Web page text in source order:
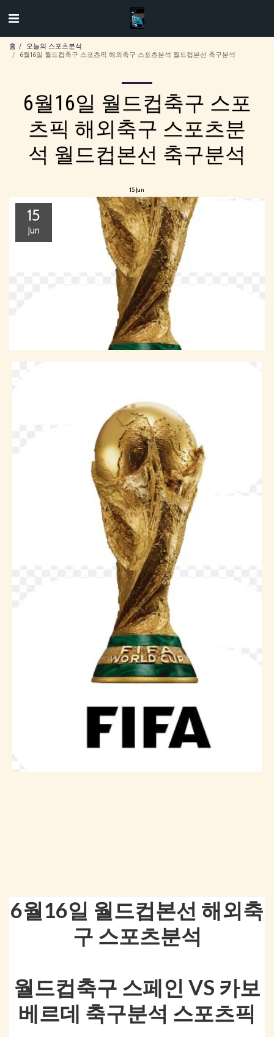
홈
오늘의 스포츠분석
6월16일 월드컵축구 스포츠픽 해외축구 스포츠분석 월드컵본선 축구분석
6월16일 월드컵축구 스포
츠픽 해외축구 스포츠분
석 월드컵본선 축구분석
15 Jun
15
Jun
6월16일 월드컵본선 해외축
구 스포츠분석
월드컵축구 스페인 VS 카보
베르데 축구분석 스포츠픽